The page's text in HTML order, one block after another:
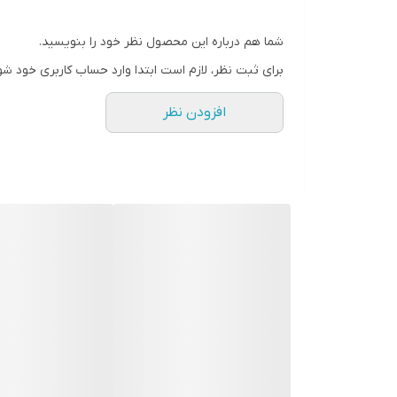
شما هم درباره این محصول نظر خود را بنویسید.
برای ثبت نظر، لازم است ابتدا وارد حساب کاربری خود
افزودن نظر